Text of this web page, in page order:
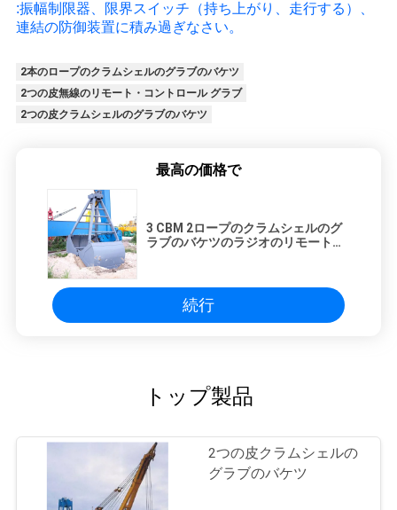
:振幅制限器、限界スイッチ（持ち上がり、走行する）、
連結の防御装置に積み過ぎなさい。
2本のロープのクラムシェルのグラブのバケツ
2つの皮無線のリモート・コントロール グラブ
2つの皮クラムシェルのグラブのバケツ
最高の価格で
3 CBM 2ロープのクラムシェルのグ
ラブのバケツのラジオのリモート・
続行
トップ製品
2つの皮クラムシェルの
グラブのバケツ